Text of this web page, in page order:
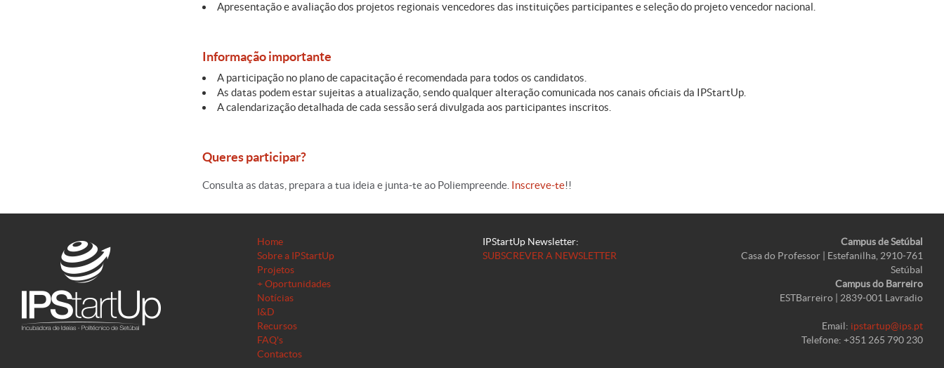
Apresentação e avaliação dos projetos regionais vencedores das instituições participantes e seleção do projeto vencedor nacional.
Informação importante
A participação no plano de capacitação é recomendada para todos os candidatos.
As datas podem estar sujeitas a atualização, sendo qualquer alteração comunicada nos canais oficiais da IPStartUp.
A calendarização detalhada de cada sessão será divulgada aos participantes inscritos.
Queres participar?
Consulta as datas, prepara a tua ideia e junta-te ao Poliempreende. Inscreve-te!!
Home
Sobre a IPStartUp
Projetos
+ Oportunidades
Notícias
I&D
Recursos
FAQ's
Contactos
IPStartUp Newsletter:
SUBSCREVER A NEWSLETTER
Campus de Setúbal
Casa do Professor | Estefanilha, 2910-761
Setúbal
Campus do Barreiro
ESTBarreiro | 2839-001 Lavradio
Email: ipstartup@ips.pt
Telefone: +351 265 790 230